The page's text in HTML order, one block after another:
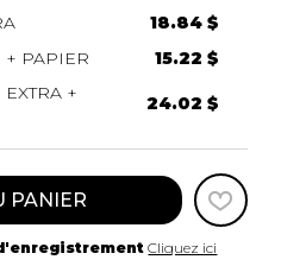
18.84 $
+ PAPIER
15.22 $
+
24.02 $
PANIER
Cliquez ici